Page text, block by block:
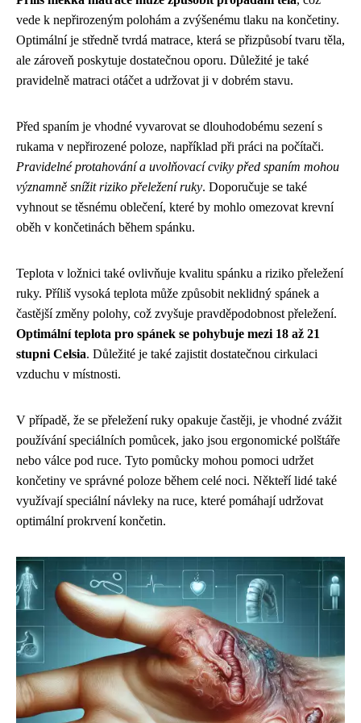
vede k nepřirozeným polohám a zvýšenému tlaku na končetiny.
Optimální je středně tvrdá matrace, která se přizpůsobí tvaru těla,
ale zároveň poskytuje dostatečnou oporu. Důležité je také
pravidelně matraci otáčet a udržovat ji v dobrém stavu.
Před spaním je vhodné vyvarovat se dlouhodobému sezení s
rukama v nepřirozené poloze, například při práci na počítači.
Pravidelné protahování a uvolňovací cviky před spaním mohou
významně snížit riziko přeležení ruky. Doporučuje se také
vyhnout se těsnému oblečení, které by mohlo omezovat krevní
oběh v končetinách během spánku.
Teplota v ložnici také ovlivňuje kvalitu spánku a riziko přeležení
ruky. Příliš vysoká teplota může způsobit neklidný spánek a
častější změny polohy, což zvyšuje pravděpodobnost přeležení.
Optimální teplota pro spánek se pohybuje mezi 18 až 21
stupni Celsia. Důležité je také zajistit dostatečnou cirkulaci
vzduchu v místnosti.
V případě, že se přeležení ruky opakuje častěji, je vhodné zvážit
používání speciálních pomůcek, jako jsou ergonomické polštáře
nebo válce pod ruce. Tyto pomůcky mohou pomoci udržet
končetiny ve správné poloze během celé noci. Někteří lidé také
využívají speciální návleky na ruce, které pomáhají udržovat
optimální prokrvení končetin.